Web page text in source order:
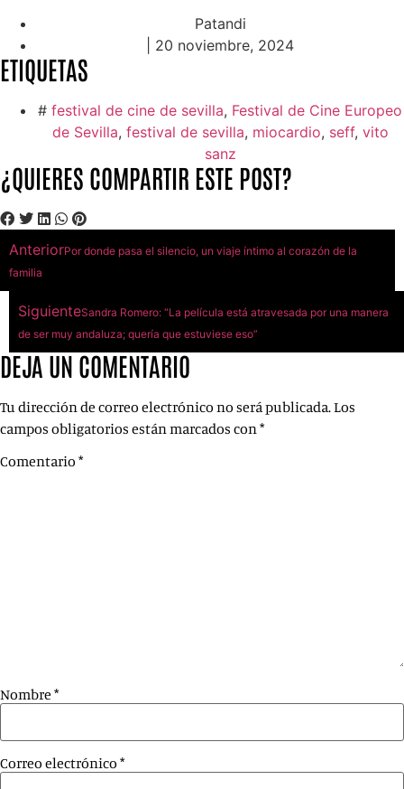
Patandi
20 noviembre, 2024
ETIQUETAS
# festival de cine de sevilla, Festival de Cine Europeo
de Sevilla, festival de sevilla, miocardio, seff, vito
sanz
¿QUIERES COMPARTIR ESTE POST?
AnteriorPor donde pasa el silencio, un viaje íntimo al corazón de la
familia
SiguienteSandra Romero: “La película está atravesada por una manera
de ser muy andaluza; quería que estuviese eso”
DEJA UN COMENTARIO
Tu dirección de correo electrónico no será publicada.Los
campos obligatorios están marcados con*
Comentario *
Nombre *
Correo electrónico *